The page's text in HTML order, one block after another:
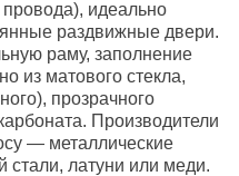
идеально
раздвижные двери.
раму, заполнение
из матового стекла,
прозрачного
Производители
— металлические
латуни или меди.